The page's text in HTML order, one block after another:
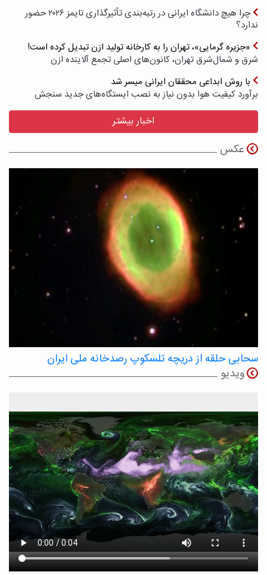
چرا هیچ دانشگاه ایرانی در رتبه‌بندی تأثیرگذاری تایمز ۲۰۲۶ حضور
ندارد؟
«جزیره گرمایی»، تهران را به کارخانه تولید ازن تبدیل کرده است!
شرق و شمال‌شرق تهران، کانون‌های اصلی تجمع آلاینده ازن
با روش ابداعی محققان ایرانی میسر شد
برآورد کیفیت هوا بدون نیاز به نصب ایستگاه‌های جدید سنجش
اخبار بیشتر
عکس
سحابی حلقه از دریچه تلسکوپ رصدخانه ملی ایران
ویدیو